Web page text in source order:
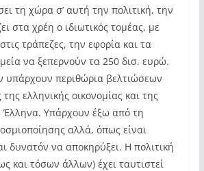
τη χώρα σ’ αυτή την πολιτική, την
στα χρέη ο ιδιωτικός τομέας, με
τράπεζες, την εφορία και τα
να ξεπερνούν τα 250 δισ. ευρώ.
υπάρχουν περιθώρια βελτιώσεων
ελληνικής οικονομίας και της
Υπάρχουν έξω από τη
αλλά, όπως είναι
δυνατόν να αποκηρύξει. Η πολιτική
και τόσων άλλων) έχει ταυτιστεί